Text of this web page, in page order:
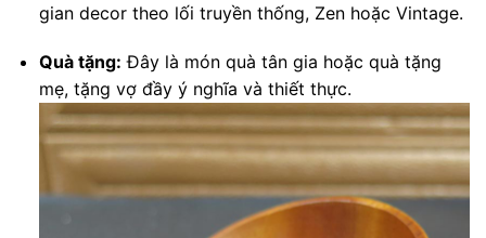
gian decor theo lối truyền thống, Zen hoặc Vintage.
Quà tặng: Đây là món quà tân gia hoặc quà tặng
mẹ, tặng vợ đầy ý nghĩa và thiết thực.